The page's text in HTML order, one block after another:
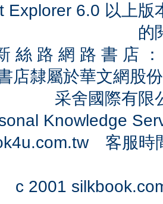
Explorer 6.0 以上
的
絲 路 網 路 書 店
店隸屬於華文網股
采舍國際有
Knowledge
客服時
c 2001